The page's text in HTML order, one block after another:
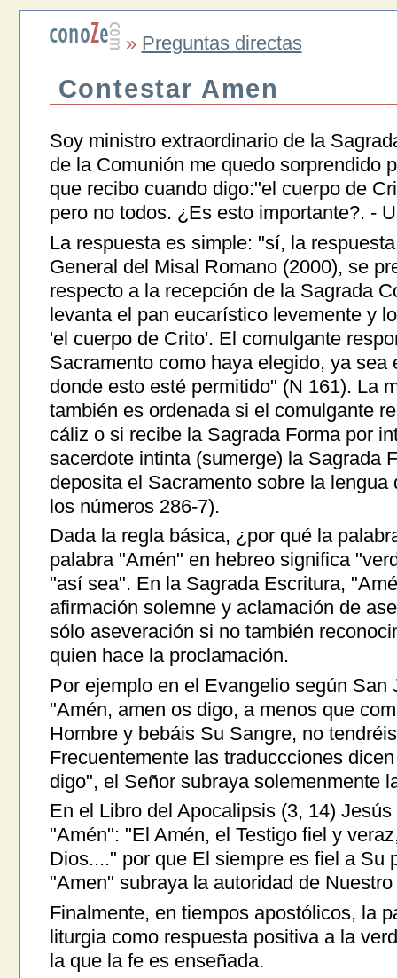
» Preguntas directas
Contestar Amen
Soy ministro extraordinario de la
de la Comunión me quedo sorprendido
que recibo cuando digo:"el cuerpo de
pero no todos. ¿Es esto importante?. -
La respuesta es simple: "sí, la
General del Misal Romano (2000), se
respecto a la recepción de la Sagrada
levanta el pan eucarístico levemente y
'el cuerpo de Crito'. El comulgante
Sacramento como haya elegido, ya sea
donde esto esté permitido" (N 161). La
también es ordenada si el comulgante
cáliz o si recibe la Sagrada Forma por
sacerdote intinta (sumerge) la Sagrada
deposita el Sacramento sobre la
los números 286-7).
Dada la regla básica, ¿por qué la
palabra "Amén" en hebreo significa
"así sea". En la Sagrada Escritura,
afirmación solemne y aclamación de
sólo aseveración si no también
quien hace la proclamación.
Por ejemplo en el Evangelio según San
"Amén, amen os digo, a menos que
Hombre y bebáis Su Sangre, no
Frecuentemente las traduccciones
digo", el Señor subraya solemenmente
En el Libro del Apocalipsis (3, 14)
"Amén": "El Amén, el Testigo fiel y
Dios...." por que El siempre es fiel a Su
"Amen" subraya la autoridad de
Finalmente, en tiempos apostólicos, la
liturgia como respuesta positiva a la
la que la fe es enseñada.